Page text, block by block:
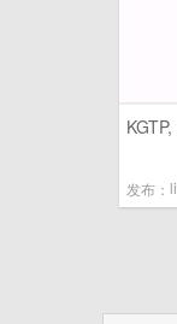
发布：